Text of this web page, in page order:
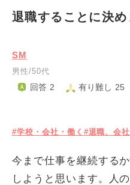
退職することに決め
SM
男性/50代
回答 2 有り難し 25
#学校・会社・働く #退職、会
今まで仕事を継続する
しようと思います。人